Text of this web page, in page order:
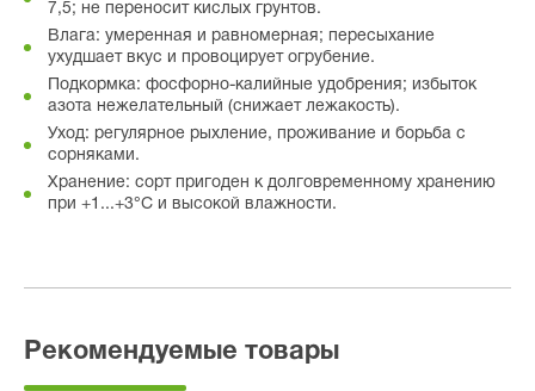
7,5; не переносит кислых грунтов.
Влага: умеренная и равномерная; пересыхание
ухудшает вкус и провоцирует огрубение.
Подкормка: фосфорно-калийные удобрения; избыток
азота нежелательный (снижает лежакость).
Уход: регулярное рыхление, проживание и борьба с
сорняками.
Хранение: сорт пригоден к долговременному хранению
при +1...+3°C и высокой влажности.
Рекомендуемые товары